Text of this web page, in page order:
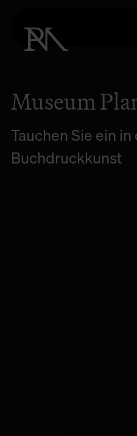
Museum
Tauchen Sie ein
Buchdruckkunst